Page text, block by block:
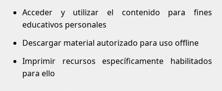
Acceder y utilizar el contenido para fines
educativos personales
Descargar material autorizado para uso offline
Imprimir recursos específicamente habilitados
para ello